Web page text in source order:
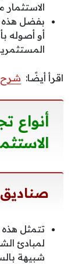
بفضل هذه
أو أصوله
اقرأ أيضًا: شرح
أنواع
تتمثل
لمبادئ
شبيهة